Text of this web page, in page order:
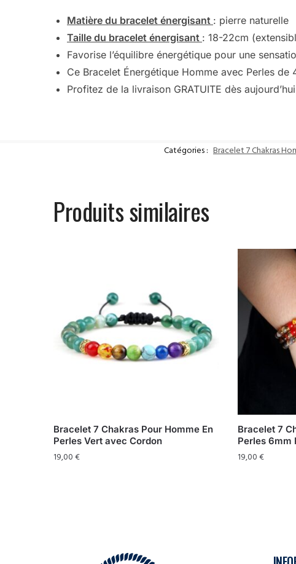
Matière du bracelet énergisant : pierre naturelle
Taille du bracelet énergisant : 18-22cm
Favorise l’équilibre énergétique pour une
Ce Bracelet Énergétique Homme avec Perles de
Profitez de la livraison GRATUITE dès aujourd’hui
Catégories : Bracelet 7 Chakras
Produits similaires
Bracelet 7 Chakras Pour Homme En
Perles Vert avec Cordon
19,00€
Bracelet 7
Perles 6mm
19,00€